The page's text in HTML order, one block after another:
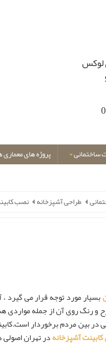
لوکس
ساختمانی پروژه های معماری
طراحی آشپزخانه نصب
بسیار مورد توجه قرار می گیرد
و رنگ روی آن از جمله
در بین مردم برخوردار
آشپزخانهدر تهران